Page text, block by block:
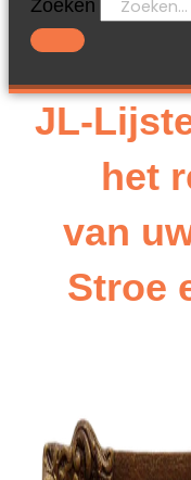
Zoeken
JL-
het
van
Stroe